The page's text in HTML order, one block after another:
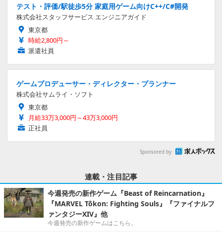
テスト・評価/駅徒歩5分 家庭用ゲーム向けC++/C#開発
株式会社スタッフサービス エンジニアガイド
東京都
時給2,800円～
派遣社員
ゲームプロデューサー・ディレクター・プランナー
株式会社サムライ・ソフト
東京都
月給33万3,000円～43万3,000円
正社員
Sponsored by
連載・注目記事
今週発売の新作ゲーム『Beast of Reincarnation』
『MARVEL Tōkon: Fighting Souls』『ファイナルフ
ァンタジーXIV』他
今週発売の新作ゲームはこちら。